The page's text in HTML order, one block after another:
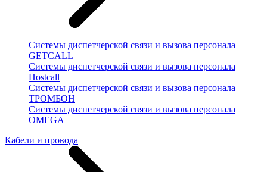
Системы диспетчерской связи и вызова персонала
GETCALL
Системы диспетчерской связи и вызова персонала
Hostcall
Системы диспетчерской связи и вызова персонала
ТРОМБОН
Системы диспетчерской связи и вызова персонала
OMEGA
Кабели и провода